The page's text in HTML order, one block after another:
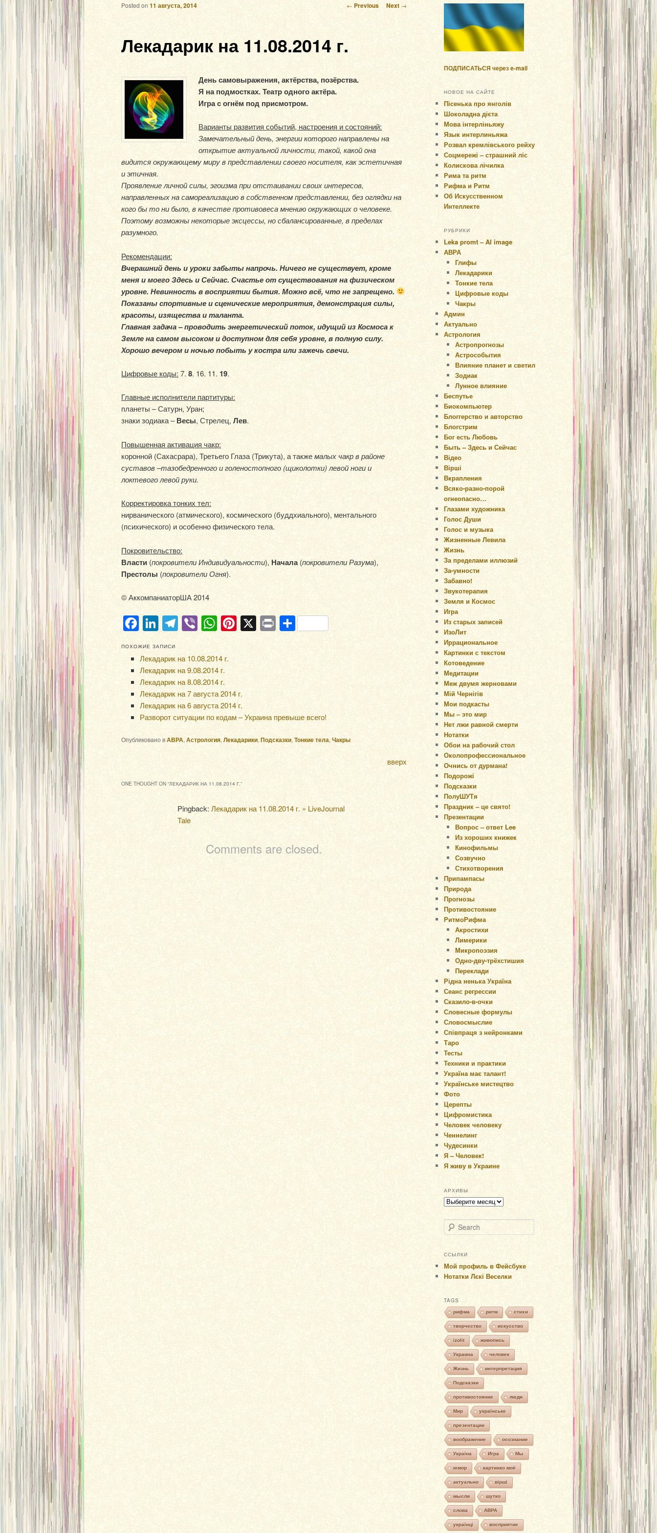
Post navigation
← Previous Next →
Лекадарик на 11.08.2014 г.
Posted on 11 августа, 2014
День самовыражения, актёрства, позёрства.
Я на подмостках. Театр одного актёра.
Игра с огнём под присмотром.
Варианты развития событий, настроения и состояний:
Замечательный день, энергии которого направлены на
открытие актуальной личности, такой, какой она
видится окружающему миру в представлении своего носителя, как эстетичная
и этичная.
Проявление личной силы, эгоизма при отстаивании своих интересов,
направленных на самореализацию в собственном представлении, без оглядки на
кого бы то ни было, в качестве противовеса мнению окружающих о человеке.
Поэтому возможны некоторые эксцессы, но сбалансированные, в пределах
разумного.
Рекомендации:
Вчерашний день и уроки забыты напрочь. Ничего не существует, кроме
меня и моего Здесь и Сейчас. Счастье от существования на физическом
уровне. Невинность в восприятии бытия. Можно всё, что не запрещено.
Показаны спортивные и сценические мероприятия, демонстрация силы,
красоты, изящества и таланта.
Главная задача – проводить энергетический поток, идущий из Космоса к
Земле на самом высоком и доступном для себя уровне, в полную силу.
Хорошо вечером и ночью побыть у костра или зажечь свечи.
Цифровые коды: 7. 8. 16. 11. 19.
Главные исполнители партитуры:
планеты – Сатурн, Уран;
знаки зодиака –Весы, Стрелец, Лев.
Повышенная активация чакр:
коронной (Сахасрара), Третьего Глаза (Трикута), а такжемалых чакр в районе
суставов –тазобедренного и голеностопного (щиколотки) левой ноги и
локтевого левой руки.
Корректировка тонких тел:
нирванического (атмического), космического (буддхиального), ментального
(психического) и особенно физического тела.
Покровительство:
Власти (покровители Индивидуальности), Начала(покровители Разума),
Престолы (покровители Огня).
© АккомпаниаторША 2014
Facebook
LinkedIn
Telegram
ViberWhatsApp
Pinterest
X PrintОтправить
ПОХОЖИЕ ЗАПИСИ
Лекадарик на 10.08.2014 г.
Лекадарик на 9.08.2014 г.
Лекадарик на 8.08.2014 г.
Лекадарик на 7 августа 2014 г.
Лекадарик на 6 августа 2014 г.
Разворот ситуации по кодам – Украина превыше всего!
Опубликовано вАВРА, Астрология, Лекадарики, Подсказки, Тонкие тела, Чакры
вверх
ONE THOUGHT ON “ЛЕКАДАРИК НА 11.08.2014 Г.”
Pingback:Лекадарик на 11.08.2014 г. » LiveJournal
Tale
Comments are closed.
ПОДПИСАТЬСЯ через e-mail
НОВОЕ НА САЙТЕ
Пісенька про янголів
Шоколадна дієта
Мова інтерліньяжу
Язык интерлиньяжа
Розвал кремлівського рейху
Соцмережі – страшний ліс
Колискова лічилка
Рима та ритм
Рифма и Ритм
Об Искусственном
Интеллекте
РУБРИКИ
Leka promt – AI image
АВРА
Глифы
Лекадарики
Тонкие тела
Цифровые коды
Чакры
Админ
Актуально
Астрология
Астропрогнозы
Астрособытия
Влияние планет и светил
Зодиак
Лунное влияние
Беспутье
Биокомпьютер
Блоггерство и авторство
Блогстрим
Бог есть Любовь
Быть – Здесь и Сейчас
Відео
Вірші
Вкрапления
Всяко-разно-порой
огнеопасно…
Глазами художника
Голос Души
Голос и музыка
Жизненные Левила
Жизнь
За пределами иллюзий
За-умности
Забавно!
Звукотерапия
Земля и Космос
Игра
Из старых записей
ИзоЛит
Иррациональное
Картинки с текстом
Котоведение
Медитации
Меж двумя жерновами
Мій Чернігів
Мои подкасты
Мы – это мир
Нет лжи равной смерти
Нотатки
Обои на рабочий стол
Околопрофессиональное
Очнись от дурмана!
Подорожі
Подсказки
ПолуШУТя
Праздник – це свято!
Презентации
Вопрос – ответ Lee
Из хороших книжек
Кинофильмы
Созвучно
Стихотворения
Припампасы
Природа
Прогнозы
Противостояние
РитмоРифма
Акростихи
Лимерики
Микропоэзия
Одно-дву-трёхстишия
Переклади
Рідна ненька Україна
Сеанс регрессии
Сказило-в-очки
Словесные формулы
Словосмыслие
Співпраця з нейронками
Таро
Тесты
Техники и практики
Україна має талант!
Українське мистецтво
Фото
Церепты
Цифромистика
Человек человеку
Ченнелинг
Чудесинки
Я – Человек!
Я живу в Украине
АРХИВЫ
Архивы
Search
ССЫЛКИ
Мой профиль в Фейсбуке
Нотатки Лєкі Веселки
TAGS
рифма ритм стихи
творчество искусство
izolit живопись
Украина человек
Жизнь интерпретация
Подсказки
противостояние люди
Мир українське
презентации
воображение осознание
Україна Игра Мы
юмор картинко моё
актуально вірші
мысли шутко
слова АВРА
українці восприятие